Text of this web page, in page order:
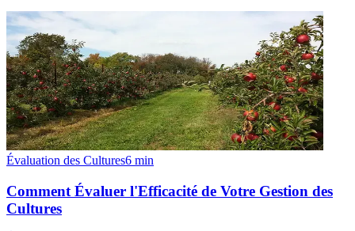
Évaluation des Cultures6 min
Comment Évaluer l'Efficacité de Votre Gestion des
Cultures